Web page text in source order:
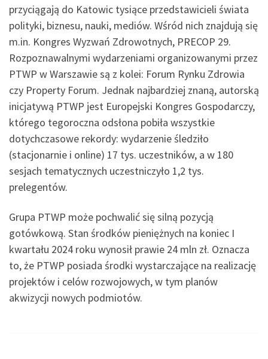
przyciągają do Katowic tysiące przedstawicieli świata
polityki, biznesu, nauki, mediów. Wśród nich znajdują się
m.in. Kongres Wyzwań Zdrowotnych, PRECOP 29.
Rozpoznawalnymi wydarzeniami organizowanymi przez
PTWP w Warszawie są z kolei: Forum Rynku Zdrowia
czy Property Forum. Jednak najbardziej znaną, autorską
inicjatywą PTWP jest Europejski Kongres Gospodarczy,
którego tegoroczna odsłona pobiła wszystkie
dotychczasowe rekordy: wydarzenie śledziło
(stacjonarnie i online) 17 tys. uczestników, a w 180
sesjach tematycznych uczestniczyło 1,2 tys.
prelegentów.
Grupa PTWP może pochwalić się silną pozycją
gotówkową. Stan środków pieniężnych na koniec I
kwartału 2024 roku wynosił prawie 24 mln zł. Oznacza
to, że PTWP posiada środki wystarczające na realizację
projektów i celów rozwojowych, w tym planów
akwizycji nowych podmiotów.